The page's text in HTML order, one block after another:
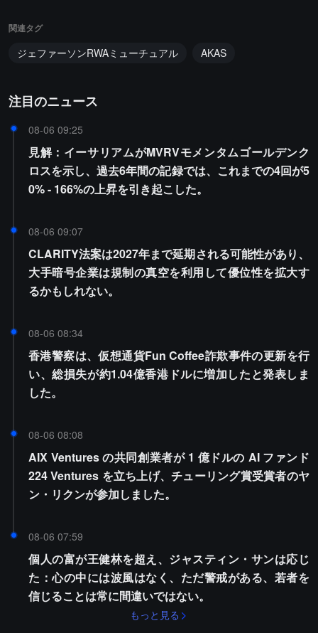
関連タグ
ジェファーソンRWAミューチュアル AKAS
注目のニュース
08-06 09:25
見解：イーサリアムがMVRVモメンタムゴールデンク
ロスを示し、過去6年間の記録では、これまでの4回が5
0% - 166%の上昇を引き起こした。
08-06 09:07
CLARITY法案は2027年まで延期される可能性があり、
大手暗号企業は規制の真空を利用して優位性を拡大す
るかもしれない。
08-06 08:34
香港警察は、仮想通貨Fun Coffee詐欺事件の更新を行
い、総損失が約1.04億香港ドルに増加したと発表しま
した。
08-06 08:08
AIX Ventures の共同創業者が 1 億ドルの AI ファンド
224 Ventures を立ち上げ、チューリング賞受賞者のヤ
ン・リクンが参加しました。
08-06 07:59
個人の富が王健林を超え、ジャスティン・サンは応じ
た：心の中には波風はなく、ただ警戒がある、若者を
信じることは常に間違いではない。
もっと見る